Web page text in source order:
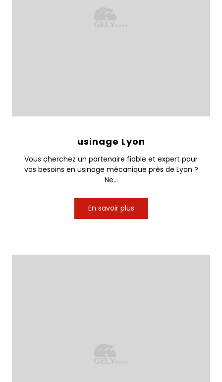
usinage Lyon
Vous cherchez un partenaire fiable et expert pour
vos besoins en usinage mécanique près de Lyon ?
Ne...
En savoir plus